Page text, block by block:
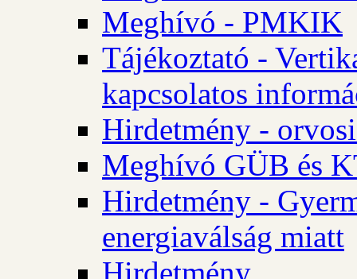
Meghívó - PMKIK
Tájékoztató -
kapcsolatos
Hirdetmény -
Meghívó GÜB és
Hirdetmény -
energiaválság miatt